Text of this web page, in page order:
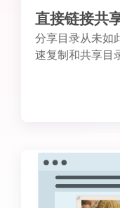
直接链接共
分享目录从未如
速复制和共享目